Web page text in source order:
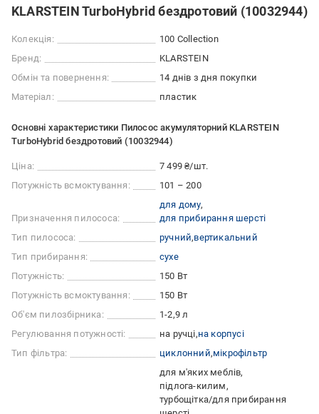
KLARSTEIN TurboHybrid бездротовий (10032944)
Колекція:
100 Collection
Бренд:
KLARSTEIN
Обмін та повернення:
14 днів з дня покупки
Матеріал:
пластик
Основні характеристики Пилосос акумуляторний KLARSTEIN
TurboHybrid бездротовий (10032944)
Ціна:
7 499 ₴/шт.
Потужність всмоктування:
101 – 200
Призначення пилососа:
для дому
для прибирання шерсті
Тип пилососа:
ручний вертикальний
Тип прибирання:
сухе
Потужність:
150 Вт
Потужність всмоктування:
150 Вт
Об'єм пилозбірника:
1-2,9 л
Регулювання потужності:
на ручці на корпусі
Тип фільтра:
циклонний мікрофільтр
для м'яких меблів
підлога-килим
турбощітка/для прибирання